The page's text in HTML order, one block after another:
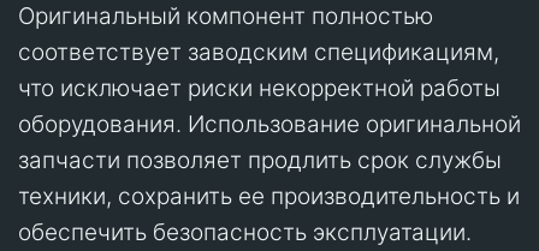
Оригинальный компонент полностью
соответствует заводским спецификациям,
что исключает риски некорректной работы
оборудования. Использование оригинальной
запчасти позволяет продлить срок службы
техники, сохранить ее производительность и
обеспечить безопасность эксплуатации.